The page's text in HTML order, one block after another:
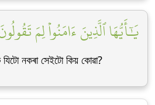
يَٰٓأَيُّهَا ٱلَّذِينَ ءَامَنُواْ لِمَ
নকৰা সেইটো কিয় কোৱা?